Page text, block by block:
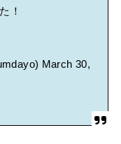
！
March 30,